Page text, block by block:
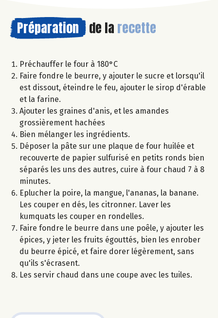
Préparation de la recette
Préchauffer le four à 180°C
Faire fondre le beurre, y ajouter le sucre et lorsqu'il
est dissout, éteindre le feu, ajouter le sirop d'érable
et la farine.
Ajouter les graines d'anis, et les amandes
grossièrement hachées
Bien mélanger les ingrédients.
Déposer la pâte sur une plaque de four huilée et
recouverte de papier sulfurisé en petits ronds bien
séparés les uns des autres, cuire à four chaud 7 à 8
minutes.
Eplucher la poire, la mangue, l'ananas, la banane.
Les couper en dés, les citronner. Laver les
kumquats les couper en rondelles.
Faire fondre le beurre dans une poêle, y ajouter les
épices, y jeter les fruits égouttés, bien les enrober
du beurre épicé, et faire dorer légèrement, sans
qu'ils s'écrasent.
Les servir chaud dans une coupe avec les tuiles.